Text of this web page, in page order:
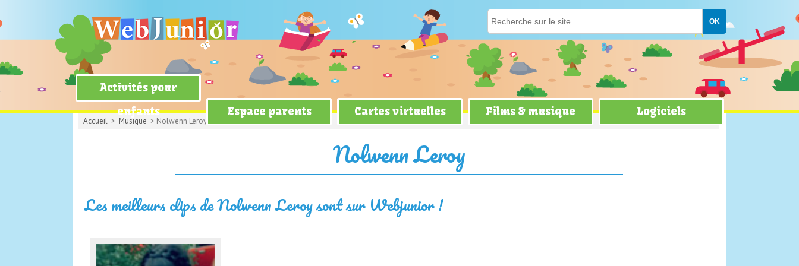
Activités pour
enfants
Espace parents Cartes virtuelles Films & musique Logiciels
Accueil > Musique > Nolwenn Leroy
Nolwenn Leroy
Les meilleurs clips de Nolwenn Leroy sont sur Webjunior !